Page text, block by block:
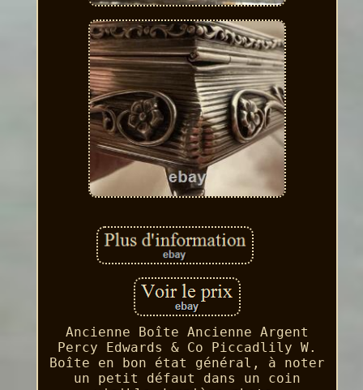
Ancienne Boîte Ancienne Argent
Percy Edwards & Co Piccadlily W.
Boîte en bon état général, à noter
un petit défaut dans un coin